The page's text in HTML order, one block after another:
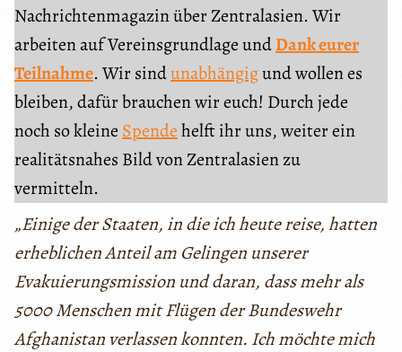
Nachrichtenmagazin über Zentralasien. Wir
arbeiten auf Vereinsgrundlage undDank eurer
Teilnahme. Wir sindunabhängigund wollen es
bleiben, dafür brauchen wir euch! Durch jede
noch so kleine Spendehelft ihr uns, weiter ein
realitätsnahes Bild von Zentralasien zu
vermitteln.
„Einige der Staaten, in die ich heute reise, hatten
erheblichen Anteil am Gelingen unserer
Evakuierungsmission und daran, dass mehr als
5000 Menschen mit Flügen der Bundeswehr
Afghanistan verlassen konnten. Ich möchte mich